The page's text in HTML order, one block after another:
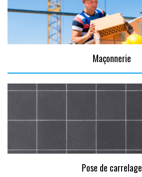
Maçonnerie
Pose de carrelage